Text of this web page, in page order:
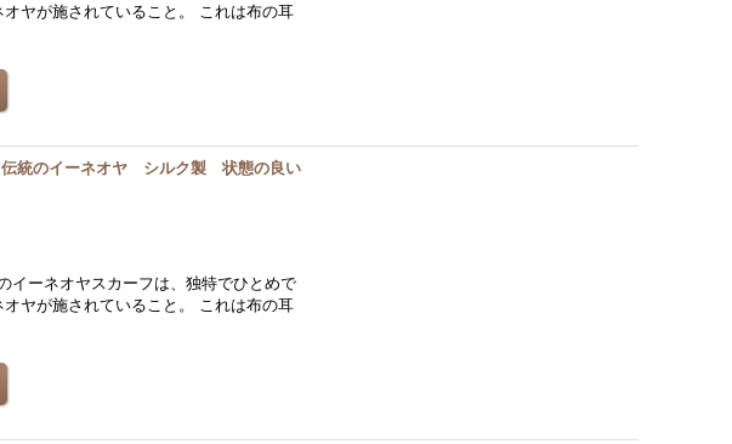
ヤが施されていること。 これは布の耳
統のイーネオヤ シルク製 状態の良い
イーネオヤスカーフは、独特でひとめで
ヤが施されていること。 これは布の耳